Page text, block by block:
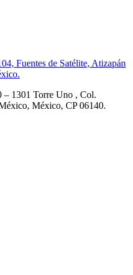
Fuentes de Satélite, Atizapán
– 1301 Torre Uno , Col.
México, CP 06140.